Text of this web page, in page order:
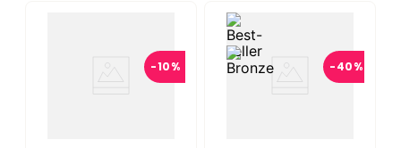
-10% -40%